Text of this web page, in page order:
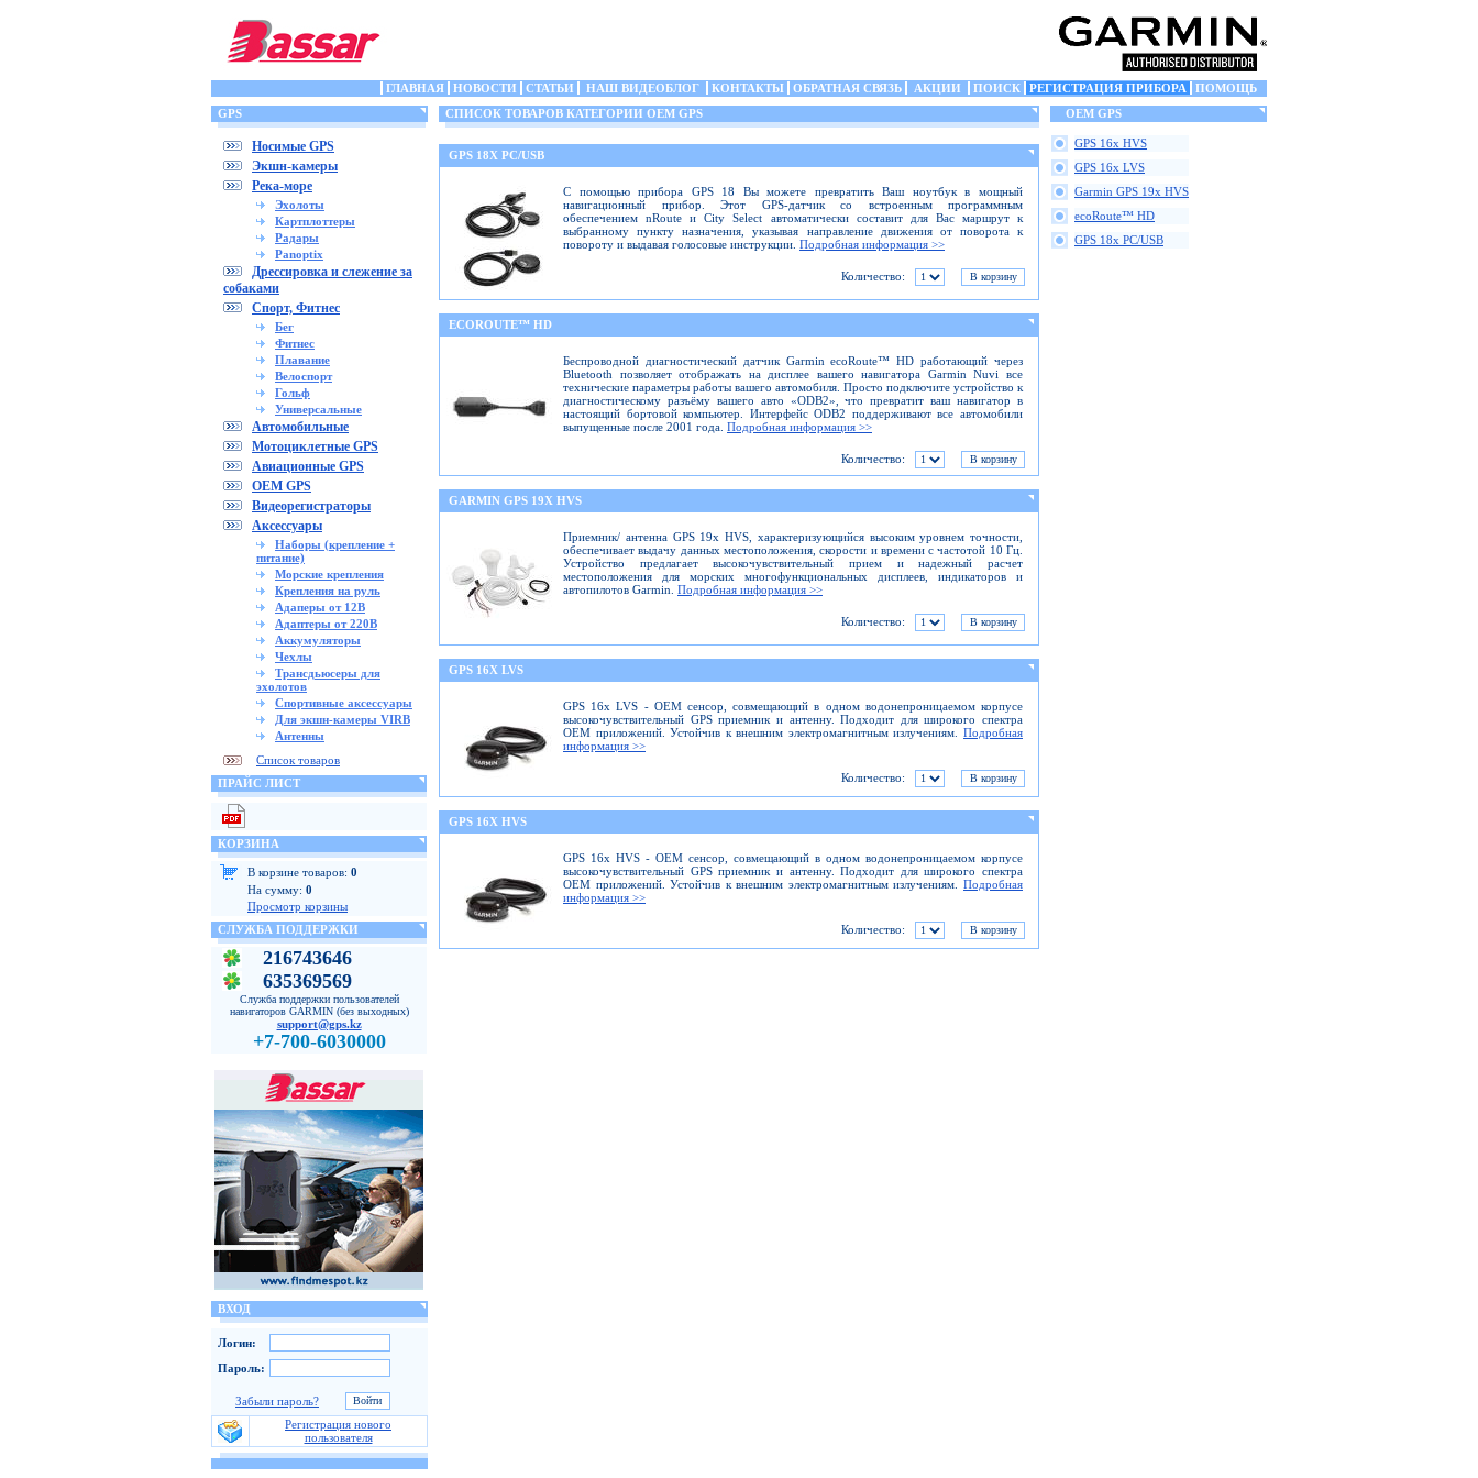
ГЛАВНАЯ НОВОСТИ СТАТЬИ НАШ ВИДЕОБЛОГ КОНТАКТЫ ОБРАТНАЯ СВЯЗЬ АКЦИИ ПОИСК РЕГИСТРАЦИЯ ПРИБОРА
ПОМОЩЬ
GPS
Носимые GPS
Экшн-камеры
Река-море
Эхолоты
Картплоттеры
Радары
Panoptix
Дрессировка и слежение за
собаками
Спорт, Фитнес
Бег
Фитнес
Плавание
Велоспорт
Гольф
Универсальные
Автомобильные
Мотоциклетные GPS
Авиационные GPS
OEM GPS
Видеорегистраторы
Аксессуары
Наборы (крепление +
питание)
Морские крепления
Крепления на руль
Адаперы от 12В
Адаптеры от 220В
Аккумуляторы
Чехлы
Трансдьюсеры для
эхолотов
Спортивные аксессуары
Для экшн-камеры VIRB
Антенны
Список товаров
ПРАЙС ЛИСТ
КОРЗИНА
В корзине товаров: 0
На сумму: 0
Просмотр корзины
СЛУЖБА ПОДДЕРЖКИ
216743646
635369569
Служба поддержки пользователей
навигаторов GARMIN (без выходных)
support@gps.kz
+7-700-6030000
ВХОД
Логин:
Пароль:
Забыли пароль?
Регистрация нового
пользователя
СПИСОК ТОВАРОВ КАТЕГОРИИ OEM GPS
GPS 18X PC/USB
С помощью прибора GPS 18 Вы можете превратить Ваш ноутбук в мощный
навигационный прибор. Этот GPS-датчик со встроенным программным
обеспечением nRoute и City Select автоматически составит для Вас маршрут к
выбранному пункту назначения, указывая направление движения от поворота к
повороту и выдавая голосовые инструкции. Подробная информация >>
Количество:
ECOROUTE™ HD
Беспроводной диагностический датчик Garmin ecoRoute™ HD работающий через
Bluetooth позволяет отображать на дисплее вашего навигатора Garmin Nuvi все
технические параметры работы вашего автомобиля. Просто подключите устройство к
диагностическому разъёму вашего авто «ODB2», что превратит ваш навигатор в
настоящий бортовой компьютер. Интерфейс ODB2 поддерживают все автомобили
выпущенные после 2001 года. Подробная информация >>
Количество:
GARMIN GPS 19X HVS
Приемник/ антенна GPS 19x HVS, характеризующийся высоким уровнем точности,
обеспечивает выдачу данных местоположения, скорости и времени с частотой 10 Гц.
Устройство предлагает высокочувствительный прием и надежный расчет
местоположения для морских многофункциональных дисплеев, индикаторов и
автопилотов Garmin. Подробная информация >>
Количество:
GPS 16X LVS
GPS 16x LVS - ОЕМ сенсор, совмещающий в одном водонепроницаемом корпусе
высокочувствительный GPS приемник и антенну. Подходит для широкого спектра
ОЕМ приложений. Устойчив к внешним электромагнитным излучениям. Подробная
информация >>
Количество:
GPS 16X HVS
GPS 16x HVS - ОЕМ сенсор, совмещающий в одном водонепроницаемом корпусе
высокочувствительный GPS приемник и антенну. Подходит для широкого спектра
ОЕМ приложений. Устойчив к внешним электромагнитным излучениям. Подробная
информация >>
Количество:
OEM GPS
GPS 16x HVS
GPS 16x LVS
Garmin GPS 19x HVS
ecoRoute™ HD
GPS 18x PC/USB